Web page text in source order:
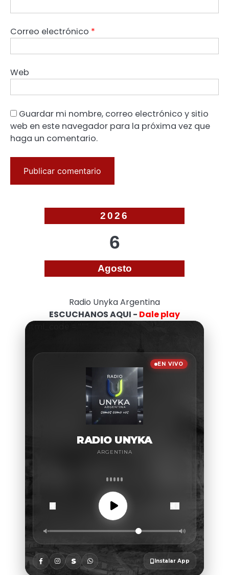
Correo electrónico *
Web
Guardar mi nombre, correo electrónico y sitio
web en este navegador para la próxima vez que
haga un comentario.
2026
6
Agosto
Radio Unyka Argentina
ESCUCHANOS AQUI - Dale play